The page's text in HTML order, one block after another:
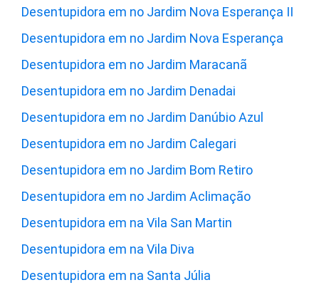
Desentupidora em no Jardim Nova Esperança II
Desentupidora em no Jardim Nova Esperança
Desentupidora em no Jardim Maracanã
Desentupidora em no Jardim Denadai
Desentupidora em no Jardim Danúbio Azul
Desentupidora em no Jardim Calegari
Desentupidora em no Jardim Bom Retiro
Desentupidora em no Jardim Aclimação
Desentupidora em na Vila San Martin
Desentupidora em na Vila Diva
Desentupidora em na Santa Júlia